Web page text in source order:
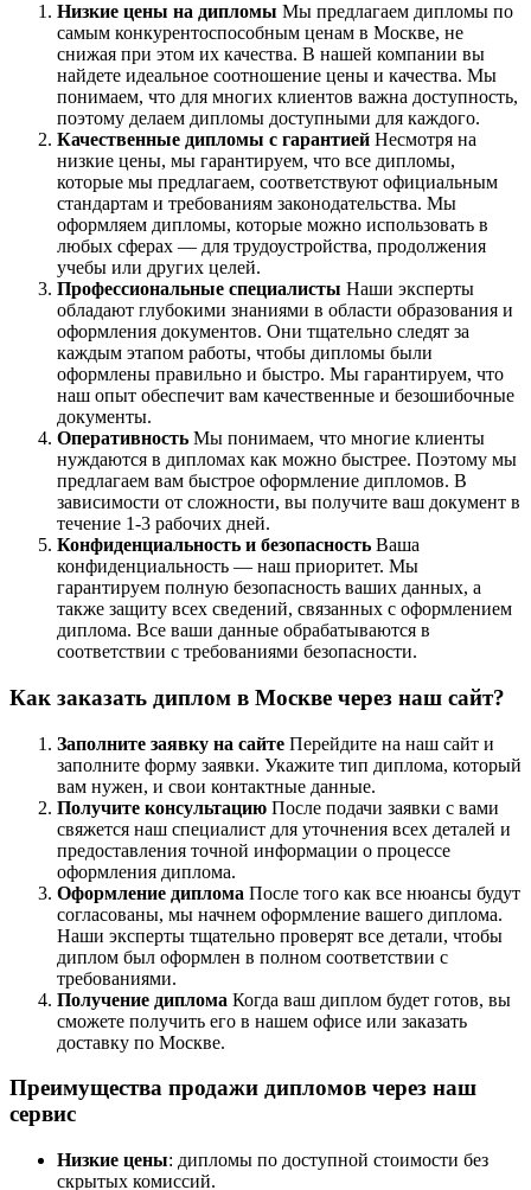
Низкие цены на дипломы Мы предлагаем дипломы по
самым конкурентоспособным ценам в Москве, не
снижая при этом их качества. В нашей компании вы
найдете идеальное соотношение цены и качества. Мы
понимаем, что для многих клиентов важна доступность,
поэтому делаем дипломы доступными для каждого.
Качественные дипломы с гарантией Несмотря на
низкие цены, мы гарантируем, что все дипломы,
которые мы предлагаем, соответствуют официальным
стандартам и требованиям законодательства. Мы
оформляем дипломы, которые можно использовать в
любых сферах — для трудоустройства, продолжения
учебы или других целей.
Профессиональные специалисты Наши эксперты
обладают глубокими знаниями в области образования и
оформления документов. Они тщательно следят за
каждым этапом работы, чтобы дипломы были
оформлены правильно и быстро. Мы гарантируем, что
наш опыт обеспечит вам качественные и безошибочные
документы.
Оперативность Мы понимаем, что многие клиенты
нуждаются в дипломах как можно быстрее. Поэтому мы
предлагаем вам быстрое оформление дипломов. В
зависимости от сложности, вы получите ваш документ в
течение 1-3 рабочих дней.
Конфиденциальность и безопасность Ваша
конфиденциальность — наш приоритет. Мы
гарантируем полную безопасность ваших данных, а
также защиту всех сведений, связанных с оформлением
диплома. Все ваши данные обрабатываются в
соответствии с требованиями безопасности.
Как заказать диплом в Москве через наш сайт?
Заполните заявку на сайте Перейдите на наш сайт и
заполните форму заявки. Укажите тип диплома, который
вам нужен, и свои контактные данные.
Получите консультацию После подачи заявки с вами
свяжется наш специалист для уточнения всех деталей и
предоставления точной информации о процессе
оформления диплома.
Оформление диплома После того как все нюансы будут
согласованы, мы начнем оформление вашего диплома.
Наши эксперты тщательно проверят все детали, чтобы
диплом был оформлен в полном соответствии с
требованиями.
Получение диплома Когда ваш диплом будет готов, вы
сможете получить его в нашем офисе или заказать
доставку по Москве.
Преимущества продажи дипломов через наш
сервис
Низкие цены: дипломы по доступной стоимости без
скрытых комиссий.